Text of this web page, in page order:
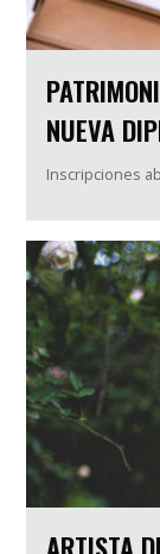
NUEVA
Inscripciones
ARTISTA